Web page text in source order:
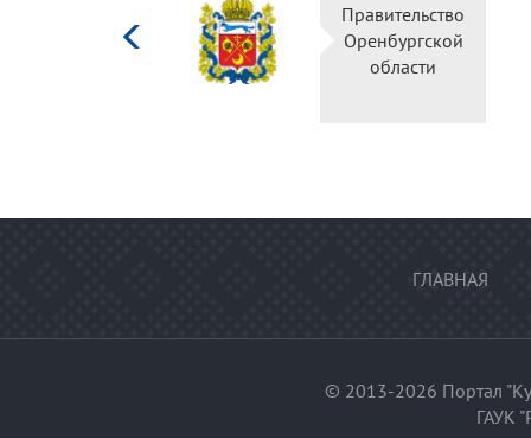
Российской
Правительство
Оренбургской
области
ГЛАВНАЯ
© 2013-2026 Портал
ГАУК